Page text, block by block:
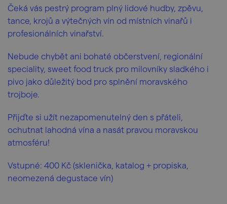
Čeká vás pestrý program plný lidové hudby, zpěvu,
tance, krojů a výtečných vín od místních vinařů i
profesionálních vinařství.
Nebude chybět ani bohaté občerstvení, regionální
speciality, sweet food truck pro milovníky sladkého i
pivo jako důležitý bod pro splnění moravského
trojboje.
Přijďte si užít nezapomenutelný den s přáteli,
ochutnat lahodná vína a nasát pravou moravskou
atmosféru!
Vstupné: 400 Kč (sklenička, katalog + propiska,
neomezená degustace vín)